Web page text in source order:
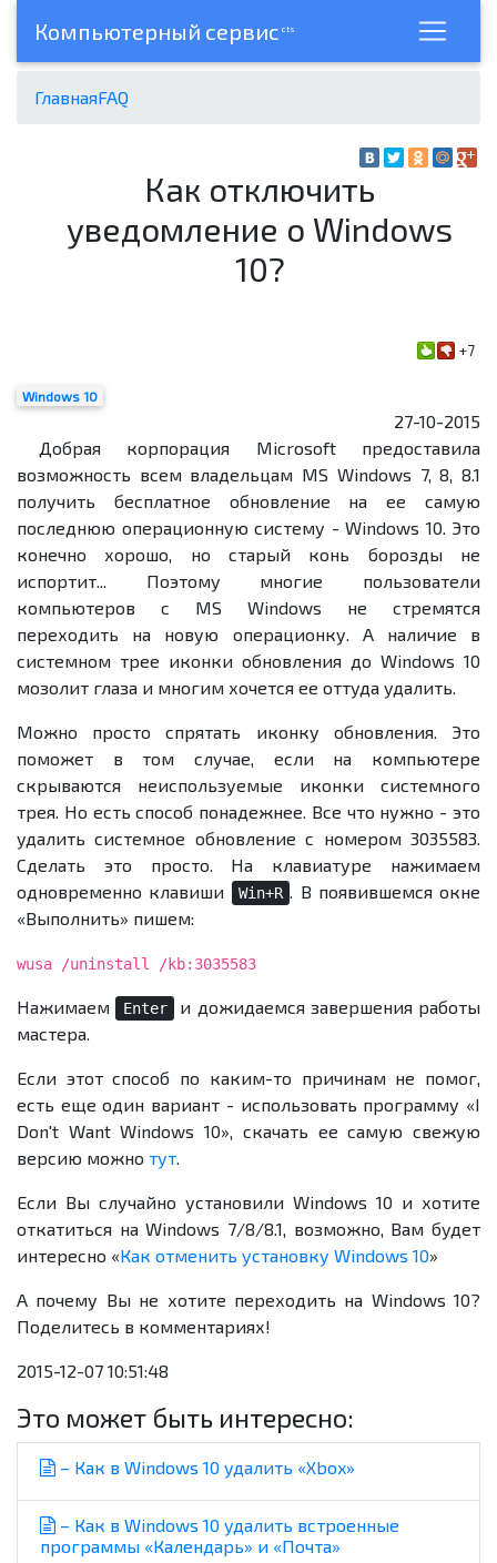
Компьютерный сервис cts
ГлавнаяFAQ
Как отключить
уведомление о Windows
10?
+7
Windows 10
27-10-2015
Добрая корпорация Microsoft предоставила
возможность всем владельцам MS Windows 7, 8, 8.1
получить бесплатное обновление на ее самую
последнюю операционную систему - Windows 10. Это
конечно хорошо, но старый конь борозды не
испортит... Поэтому многие пользователи
компьютеров с MS Windows не стремятся
переходить на новую операционку. А наличие в
системном трее иконки обновления до Windows 10
мозолит глаза и многим хочется ее оттуда удалить.
Можно просто спрятать иконку обновления. Это
поможет в том случае, если на компьютере
скрываются неиспользуемые иконки системного
трея. Но есть способ понадежнее. Все что нужно - это
удалить системное обновление с номером 3035583.
Сделать это просто. На клавиатуре нажимаем
одновременно клавиши
Win+R . В появившемся окне
«Выполнить» пишем:
wusa /uninstall /kb:3035583
Нажимаем Enter
и дожидаемся завершения работы
мастера.
Если этот способ по каким-то причинам не помог,
есть еще один вариант - использовать программу «I
Don't Want Windows 10», скачать ее самую свежую
версию можно тут.
Если Вы случайно установили Windows 10 и хотите
откатиться на Windows 7/8/8.1, возможно, Вам будет
интересно «Как отменить установку Windows 10»
А почему Вы не хотите переходить на Windows 10?
Поделитесь в комментариях!
2015-12-07 10:51:48
Это может быть интересно:
– Как в Windows 10 удалить «Xbox»
– Как в Windows 10 удалить встроенные
программы «Календарь» и «Почта»